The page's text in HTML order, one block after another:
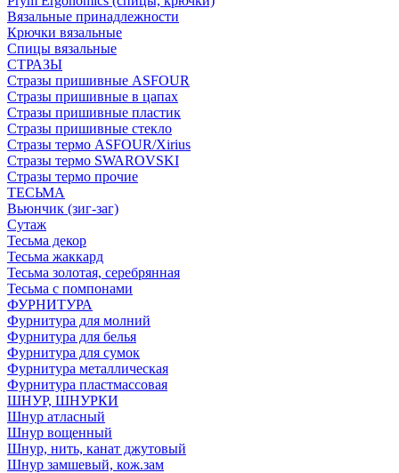
Вязальные принадлежности
Крючки вязальные
Спицы вязальные
СТРАЗЫ
Стразы пришивные ASFOUR
Стразы пришивные в цапах
Стразы пришивные пластик
Стразы пришивные стекло
Стразы термо ASFOUR/Xirius
Стразы термо SWAROVSKI
Стразы термо прочие
ТЕСЬМА
Вьюнчик (зиг-заг)
Сутаж
Тесьма декор
Тесьма жаккард
Тесьма золотая, серебрянная
Тесьма с помпонами
ФУРНИТУРА
Фурнитура для молний
Фурнитура для белья
Фурнитура для сумок
Фурнитура металлическая
Фурнитура пластмассовая
ШНУР, ШНУРКИ
Шнур атласный
Шнур вощенный
Шнур, нить, канат джутовый
Шнур замшевый, кож.зам